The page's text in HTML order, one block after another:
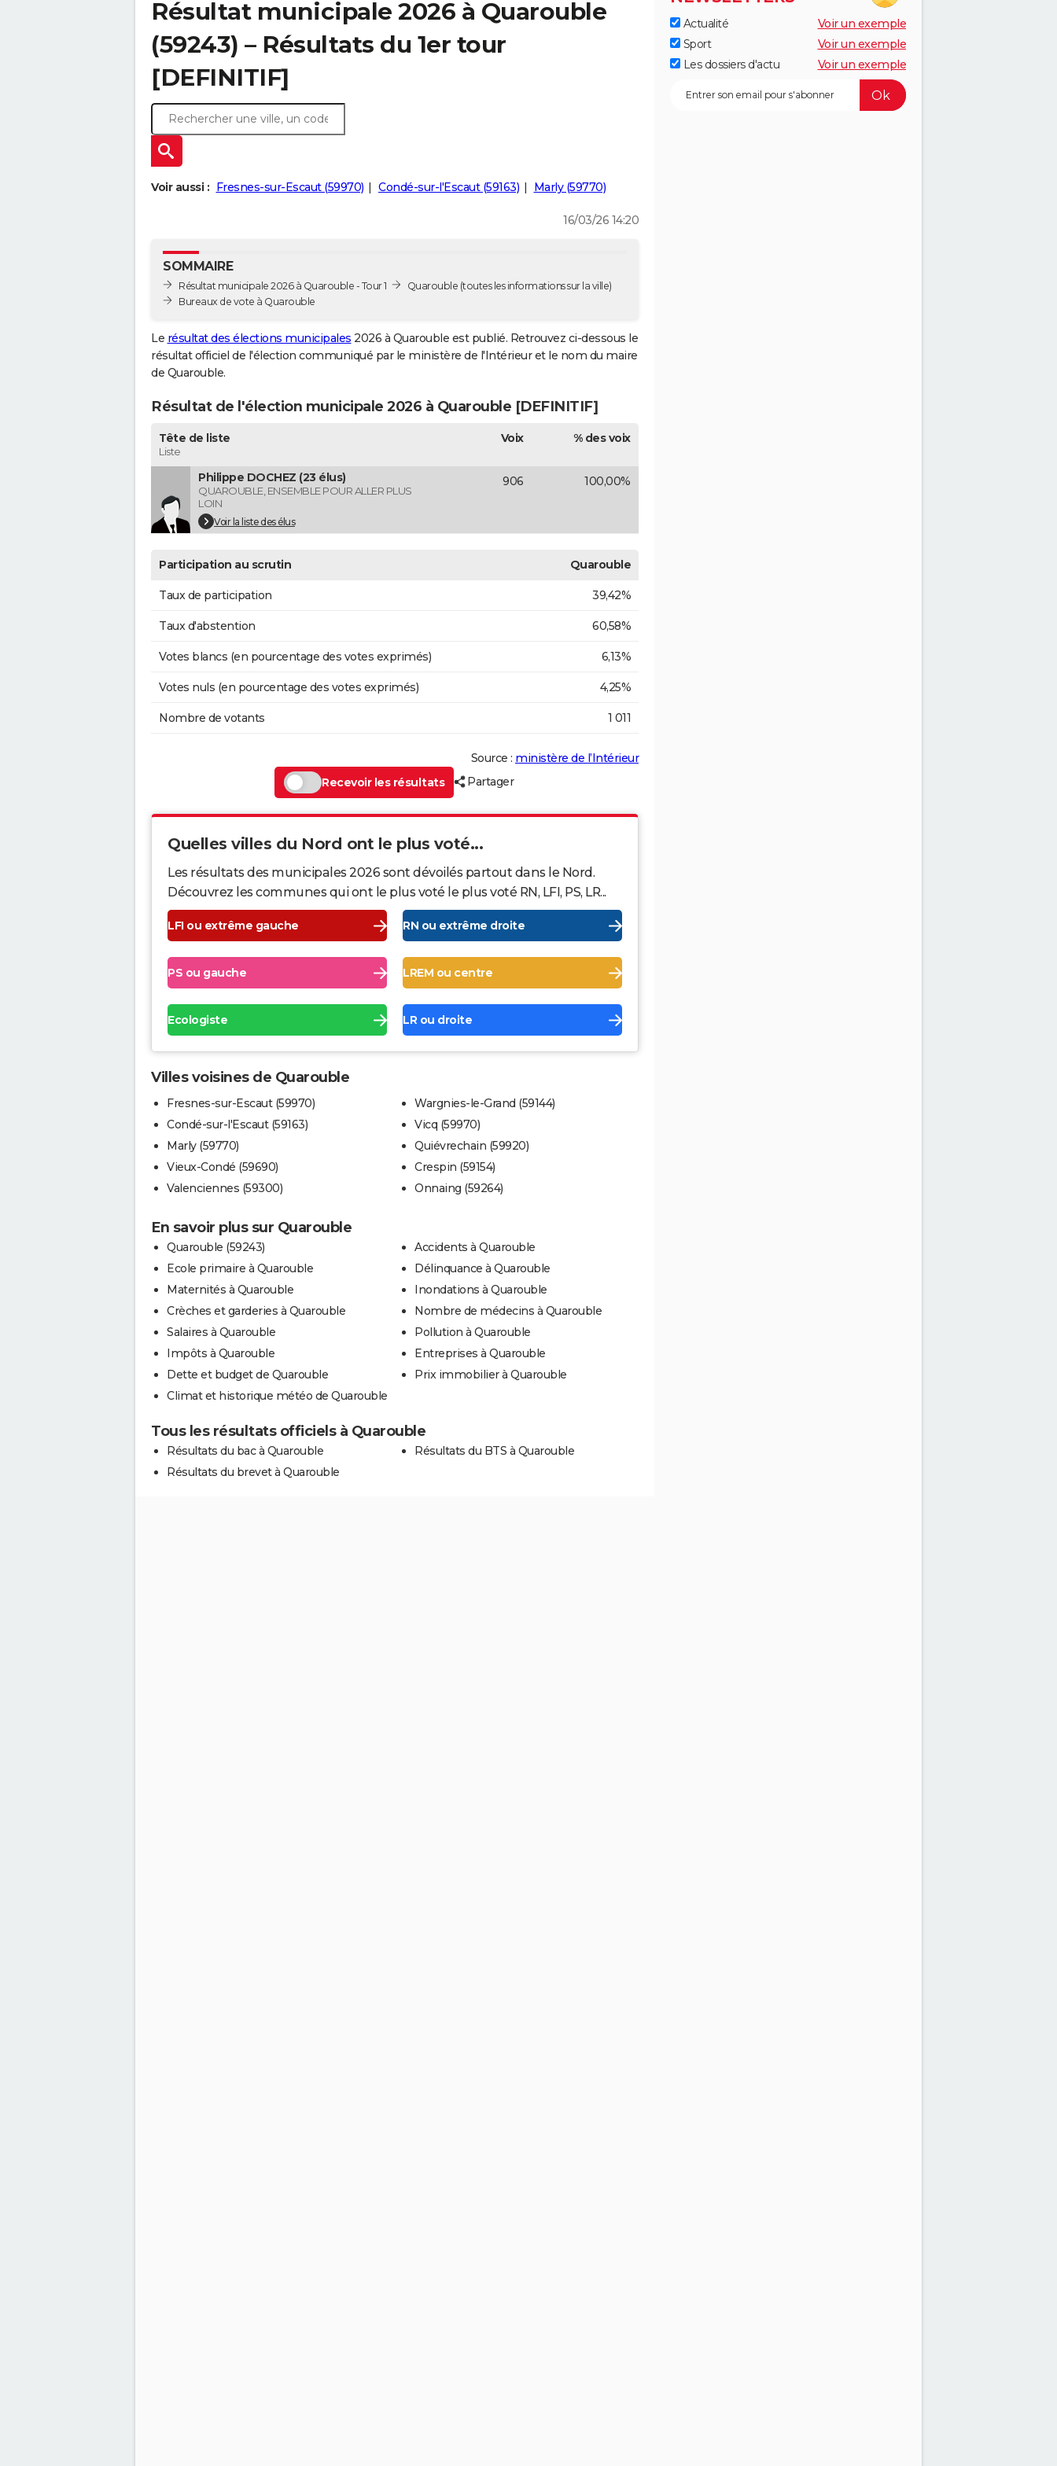
Résultat municipale 2026 à Quarouble
(59243) – Résultats du 1er tour
[DEFINITIF]
Voir aussi : Fresnes-sur-Escaut (59970) Condé-sur-l'Escaut (59163) Marly (59770)
16/03/26 14:20
SOMMAIRE
Résultat municipale 2026 à Quarouble - Tour 1
Bureaux de vote à Quarouble
Quarouble (toutes les informations sur la ville)
Le résultat des élections municipales 2026 à Quarouble est publié. Retrouvez ci-dessous le
résultat officiel de l'élection communiqué par le ministère de l'Intérieur et le nom du maire
de Quarouble.
Résultat de l'élection municipale 2026 à Quarouble [DEFINITIF]
Tête de liste
Liste
Voix % des voix
Philippe DOCHEZ (23 élus)
QUAROUBLE, ENSEMBLE POUR ALLER PLUS
LOIN
Voir la liste des élus
906 100,00%
Participation au scrutin Quarouble
Taux de participation 39,42%
Taux d'abstention 60,58%
Votes blancs (en pourcentage des votes exprimés) 6,13%
Votes nuls (en pourcentage des votes exprimés) 4,25%
Nombre de votants 1 011
Source : ministère de l’Intérieur
Recevoir les résultats
Partager
Quelles villes du Nord ont le plus voté...
Les résultats des municipales 2026 sont dévoilés partout dans le Nord.
Découvrez les communes qui ont le plus voté le plus voté RN, LFI, PS, LR...
LFI ou extrême gauche RN ou extrême droite
PS ou gauche LREM ou centre
Ecologiste LR ou droite
Villes voisines de Quarouble
Fresnes-sur-Escaut (59970)
Condé-sur-l'Escaut (59163)
Marly (59770)
Vieux-Condé (59690)
Valenciennes (59300)
Wargnies-le-Grand (59144)
Vicq (59970)
Quiévrechain (59920)
Crespin (59154)
Onnaing (59264)
En savoir plus sur Quarouble
Quarouble (59243)
Ecole primaire à Quarouble
Maternités à Quarouble
Crèches et garderies à Quarouble
Salaires à Quarouble
Impôts à Quarouble
Dette et budget de Quarouble
Climat et historique météo de Quarouble
Accidents à Quarouble
Délinquance à Quarouble
Inondations à Quarouble
Nombre de médecins à Quarouble
Pollution à Quarouble
Entreprises à Quarouble
Prix immobilier à Quarouble
Tous les résultats officiels à Quarouble
Résultats du bac à Quarouble
Résultats du brevet à Quarouble
Résultats du BTS à Quarouble
Actualité
Voir un exemple
Sport
Voir un exemple
Les dossiers d'actu
Voir un exemple